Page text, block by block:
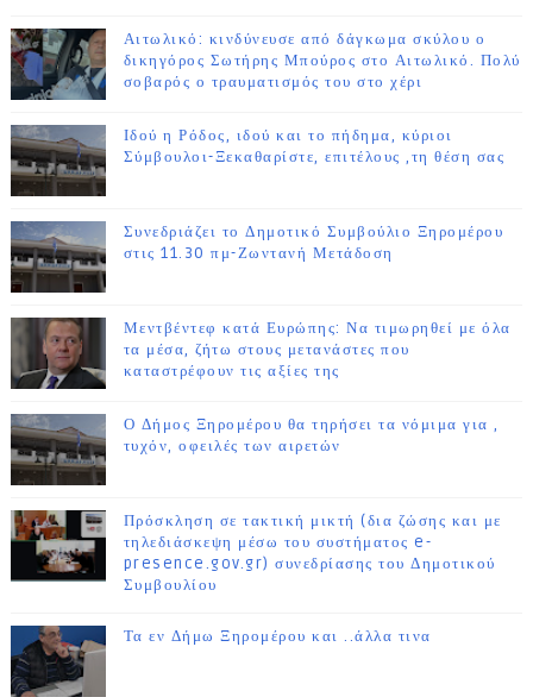
Αιτωλικό: κινδύνευσε από δάγκωμα σκύλου ο
δικηγόρος Σωτήρης Μπούρος στο Αιτωλικό. Πολύ
σοβαρός ο τραυματισμός του στο χέρι
Ιδού η Ρόδος, ιδού και το πήδημα, κύριοι
Σύμβουλοι-Ξεκαθαρίστε, επιτέλους ,τη θέση σας
Συνεδριάζει το Δημοτικό Συμβούλιο Ξηρομέρου
στις 11.30 πμ-Ζωντανή Μετάδοση
Μεντβέντεφ κατά Ευρώπης: Να τιμωρηθεί με όλα
τα μέσα, ζήτω στους μετανάστες που
καταστρέφουν τις αξίες της
Ο Δήμος Ξηρομέρου θα τηρήσει τα νόμιμα για ,
τυχόν, οφειλές των αιρετών
Πρόσκληση σε τακτική μικτή (δια ζώσης και με
τηλεδιάσκεψη μέσω του συστήματος e-
presence.gov.gr) συνεδρίασης του Δημοτικού
Συμβουλίου
Τα εν Δήμω Ξηρομέρου και ..άλλα τινα